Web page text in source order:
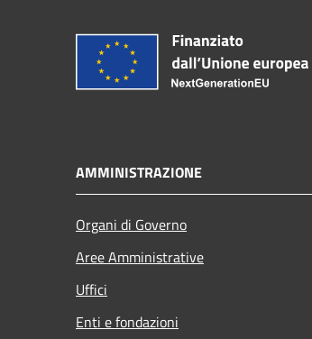
AMMINISTRAZIONE
Organi di Governo
Aree Amministrative
Uffici
Enti e fondazioni